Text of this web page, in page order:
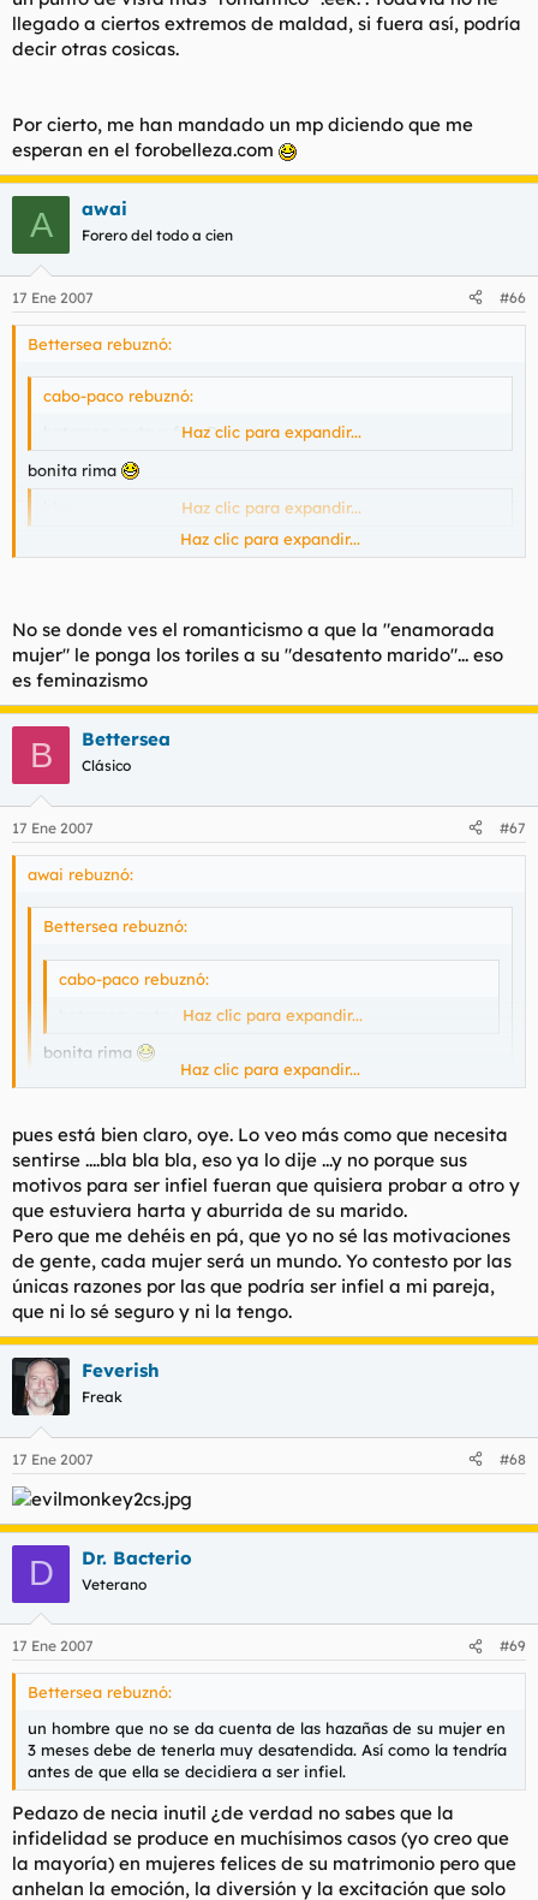
llegado a ciertos extremos de maldad, si fuera así, podría
decir otras cosicas.
Por cierto, me han mandado un mp diciendo que me
esperan en el forobelleza.com
A awai
Forero del todo a cien
17 Ene 2007 #66
Bettersea rebuznó:
cabo-paco rebuznó:
betarsea, puta y fea :D.Haz clic para expandir...
bonita rima
Haz clic para expandir...
pues no, pero no te voy a negar que puedo opinar desde un
Por cierto, me han mandado un mp diciendo que me esperan
en el forobelleza.com
Haz clic para expandir...
No se donde ves el romanticismo a que la "enamorada
mujer" le ponga los toriles a su "desatento marido"... eso
es feminazismo
B Bettersea
Clásico
17 Ene 2007 #67
awai rebuznó:
Bettersea rebuznó:
cabo-paco rebuznó:
betarsea, puta y fea :D.Haz clic para expandir...
bonita rima
blao
Haz clic para expandir...
pues no, pero no te voy a negar que puedo opinar desde
un punto de vista más "rómantico" :eek: . Todavía no he
llegado a ciertos extremos de maldad, si fuera así, podría
decir otras cosicas.
Por cierto, me han mandado un mp diciendo que me
esperan en el forobelleza.com
No se donde ves el romanticismo a que la "enamorada mujer"
le ponga los toriles a su "desatento marido"... eso es
feminazismo
Haz clic para expandir...
pues está bien claro, oye. Lo veo más como que necesita
sentirse ....bla bla bla, eso ya lo dije ...y no porque sus
motivos para ser infiel fueran que quisiera probar a otro y
que estuviera harta y aburrida de su marido.
Pero que me dehéis en pá, que yo no sé las motivaciones
de gente, cada mujer será un mundo. Yo contesto por las
únicas razones por las que podría ser infiel a mi pareja,
que ni lo sé seguro y ni la tengo.
Feverish
Freak
17 Ene 2007 #68
D Dr. Bacterio
Veterano
17 Ene 2007 #69
Bettersea rebuznó:
un hombre que no se da cuenta de las hazañas de su mujer en
3 meses debe de tenerla muy desatendida. Así como la tendría
antes de que ella se decidiera a ser infiel.
Pedazo de necia inutil ¿de verdad no sabes que la
infidelidad se produce en muchísimos casos (yo creo que
la mayoría) en mujeres felices de su matrimonio pero que
anhelan la emoción, la diversión y la excitación que solo